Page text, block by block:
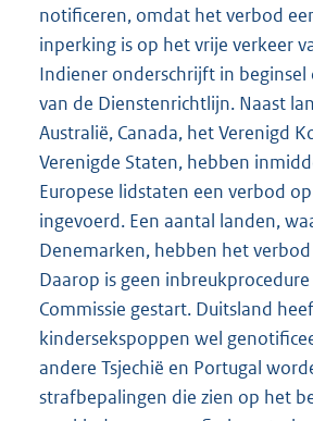
notificeren, omdat het verbod
inperking is op het vrije verkeer
Indiener onderschrijft in
van de Dienstenrichtlijn. Naast
Australië, Canada, het Verenigd
Verenigde Staten, hebben
Europese lidstaten een verbod
ingevoerd. Een aantal landen,
Denemarken, hebben het
Daarop is geen
Commissie gestart. Duitsland
kindersekspoppen wel
andere Tsjechië en Portugal
strafbepalingen die zien op het